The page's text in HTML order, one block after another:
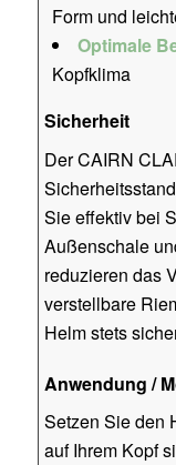
Form und
Optimale
Kopfklima
Sicherheit
Der CAIRN
Sie effektiv bei
Außenschale
reduzieren das
verstellbare
Helm stets
Anwendung /
Setzen Sie den
auf Ihrem Kopf